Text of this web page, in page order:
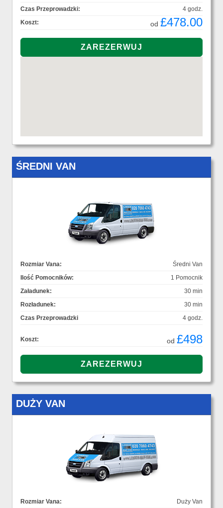
Czas Przeprowadzki:
4 godz.
Koszt:
od £478.00
ŚREDNI VAN
Rozmiar Vana:
Średni Van
Ilość Pomocników:
1 Pomocnik
Załadunek:
30 min
Rozładunek:
30 min
Czas Przeprowadzki
4 godz.
Koszt: od £498
DUŻY VAN
Rozmiar Vana:
Duży Van